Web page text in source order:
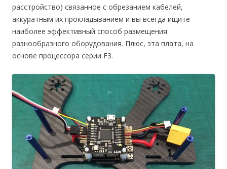
расстройство) связанное с обрезанием кабелей,
аккуратным их прокладыванием и вы всегда ищите
наиболее эффективный способ размещения
разнообразного оборудования. Плюс, эта плата, на
основе процессора серии F3.